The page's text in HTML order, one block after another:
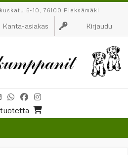
6-10, 76100 Pieksämäki
Kanta-asiakas Kirjaudu